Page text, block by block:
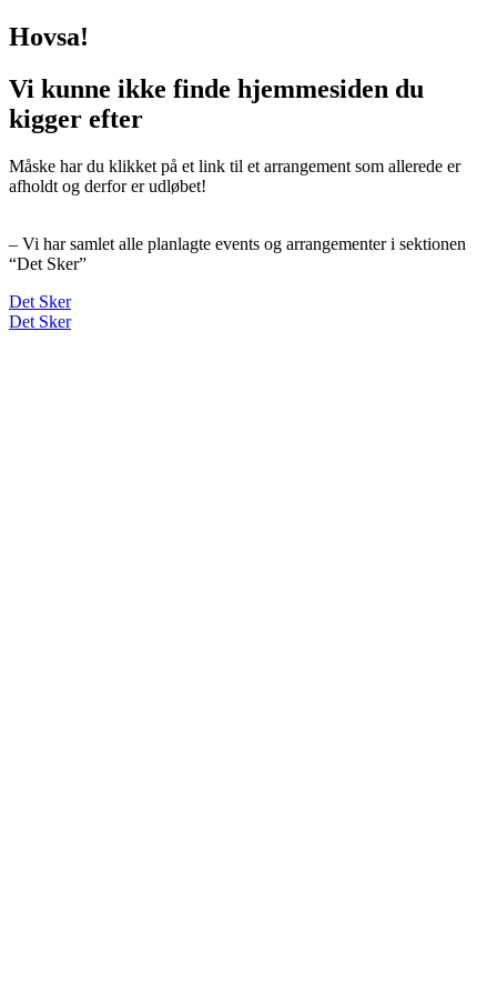
Hovsa!
Vi kunne ikke finde hjemmesiden du
kigger efter
Måske har du klikket på et link til et arrangement som allerede er
afholdt og derfor er udløbet!
– Vi har samlet alle planlagte events og arrangementer i sektionen
“Det Sker”
Det Sker
Det Sker